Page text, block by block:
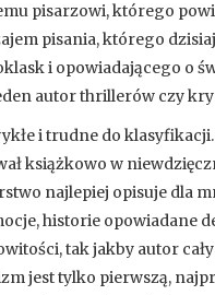
pisarzowi, którego
pisania, którego
i opowiadającego o
autor thrillerów czy
i trudne do
książkowo w
najlepiej opisuje dla
historie opowiadane
tak jakby autor cały
jest tylko pierwszą,